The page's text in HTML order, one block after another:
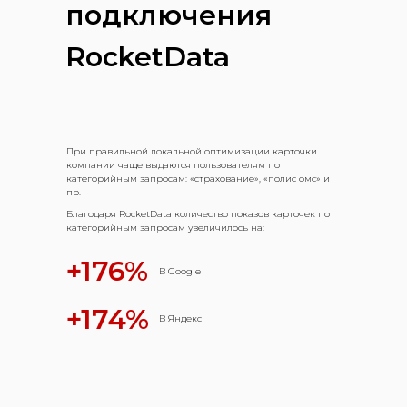
подключения
RocketData
При правильной локальной оптимизации карточки
компании чаще выдаются пользователям по
категорийным запросам: «страхование», «полис омс» и
пр.
+174% В Яндекс
+176% В Google
Благодаря RocketData количество показов карточек по
категорийным запросам увеличилось на: